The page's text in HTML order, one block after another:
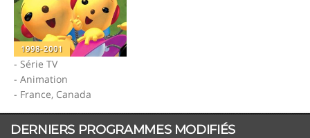
1998-2001
- Série TV
- Animation
- France, Canada
DERNIERS PROGRAMMES MODIFIÉS